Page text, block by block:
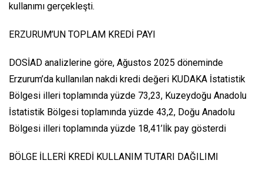
kullanımı gerçekleşti.
ERZURUM’UN TOPLAM KREDİ PAYI
DOSİAD analizlerine göre, Ağustos 2025 döneminde
Erzurum’da kullanılan nakdi kredi değeri KUDAKA İstatistik
Bölgesi illeri toplamında yüzde 73,23, Kuzeydoğu Anadolu
İstatistik Bölgesi toplamında yüzde 43,2, Doğu Anadolu
Bölgesi illeri toplamında yüzde 18,41’lİk pay gösterdi
BÖLGE İLLERİ KREDİ KULLANIM TUTARI DAĞILIMI